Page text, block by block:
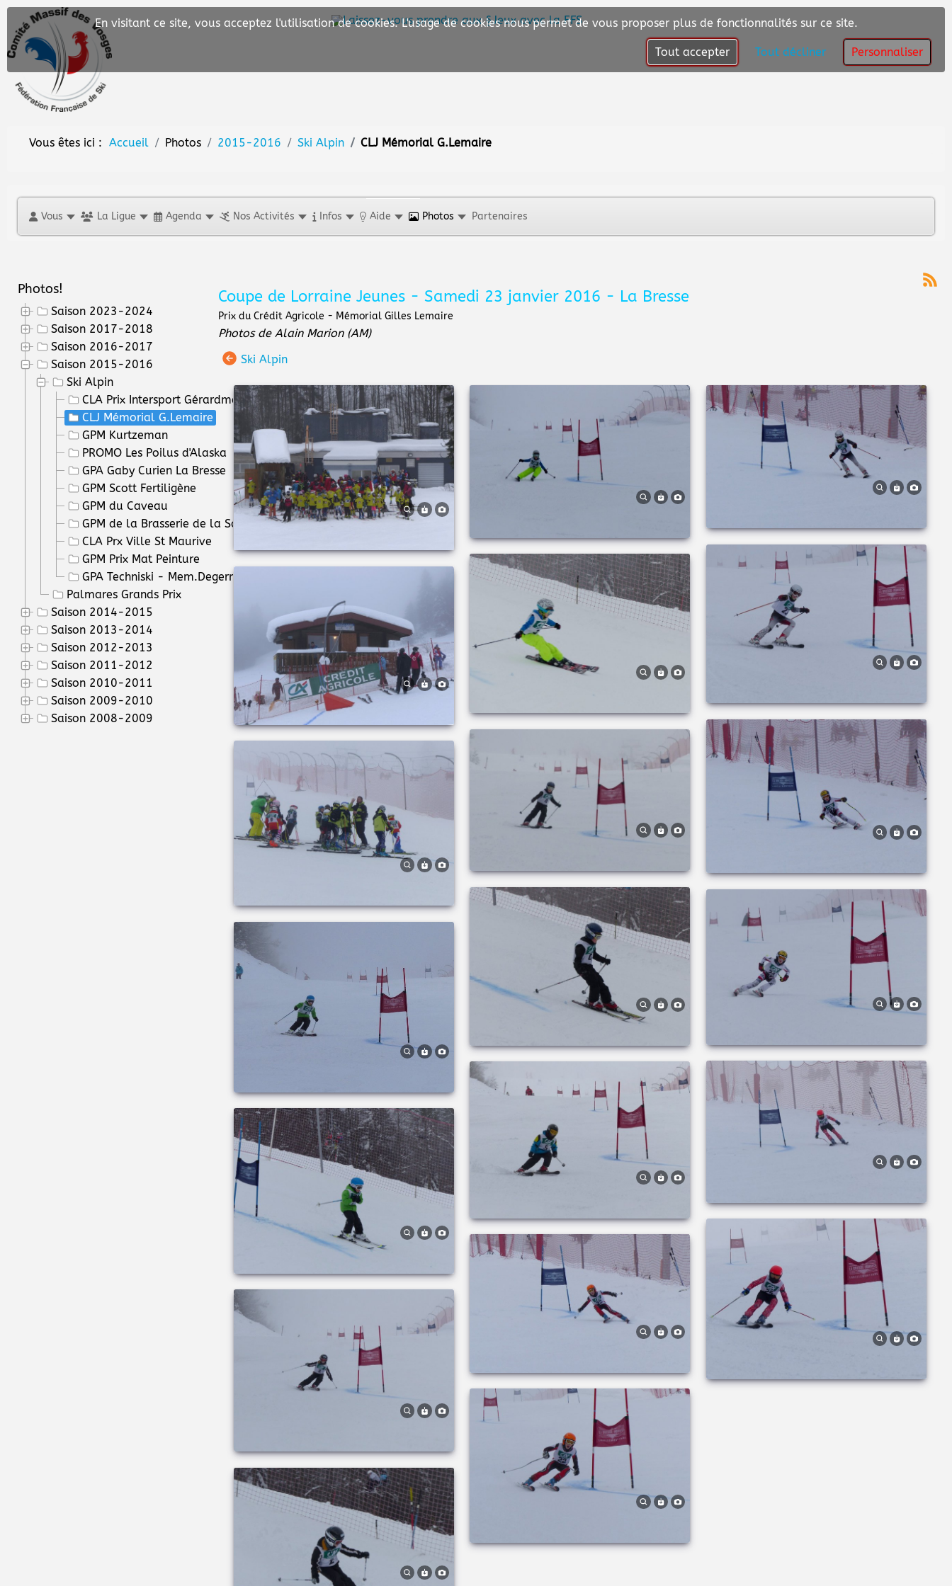
Vous êtes ici : Accueil Photos 2015-2016 Ski Alpin CLJ Mémorial G.Lemaire
Vous La Ligue Agenda Nos Activités Infos Aide Photos Partenaires
Photos!
Saison 2023-2024
Saison 2017-2018
Saison 2016-2017
Saison 2015-2016
Ski Alpin
CLA Prix Intersport Gérardmer
CLJ Mémorial G.Lemaire
GPM Kurtzeman
PROMO Les Poilus d'Alaska
GPA Gaby Curien La Bresse
GPM Scott Fertiligène
GPM du Caveau
GPM de la Brasserie de la Schlucht
CLA Prx Ville St Maurive
GPM Prix Mat Peinture
GPA Techniski - Mem.Degermann
Palmares Grands Prix
Saison 2014-2015
Saison 2013-2014
Saison 2012-2013
Saison 2011-2012
Saison 2010-2011
Saison 2009-2010
Saison 2008-2009
Coupe de Lorraine Jeunes - Samedi 23 janvier 2016 - La Bresse
Prix du Crédit Agricole - Mémorial Gilles Lemaire
Photos de Alain Marion (AM)
Ski Alpin
En visitant ce site, vous acceptez l'utilisation de cookies. L'usage de cookies nous permet de vous proposer plus de fonctionnalités sur ce site.
Tout accepter Tout décliner Personnaliser